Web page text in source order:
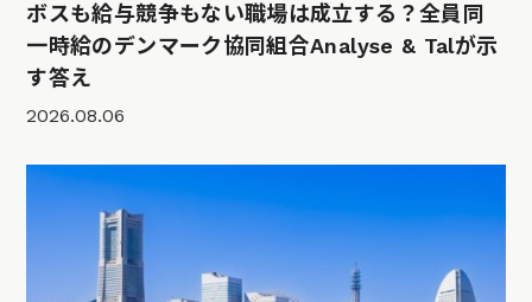
ボスも給与競争もない職場は成立する？全員同
一時給のデンマーク協同組合Analyse & Talが示
す答え
2026.08.06